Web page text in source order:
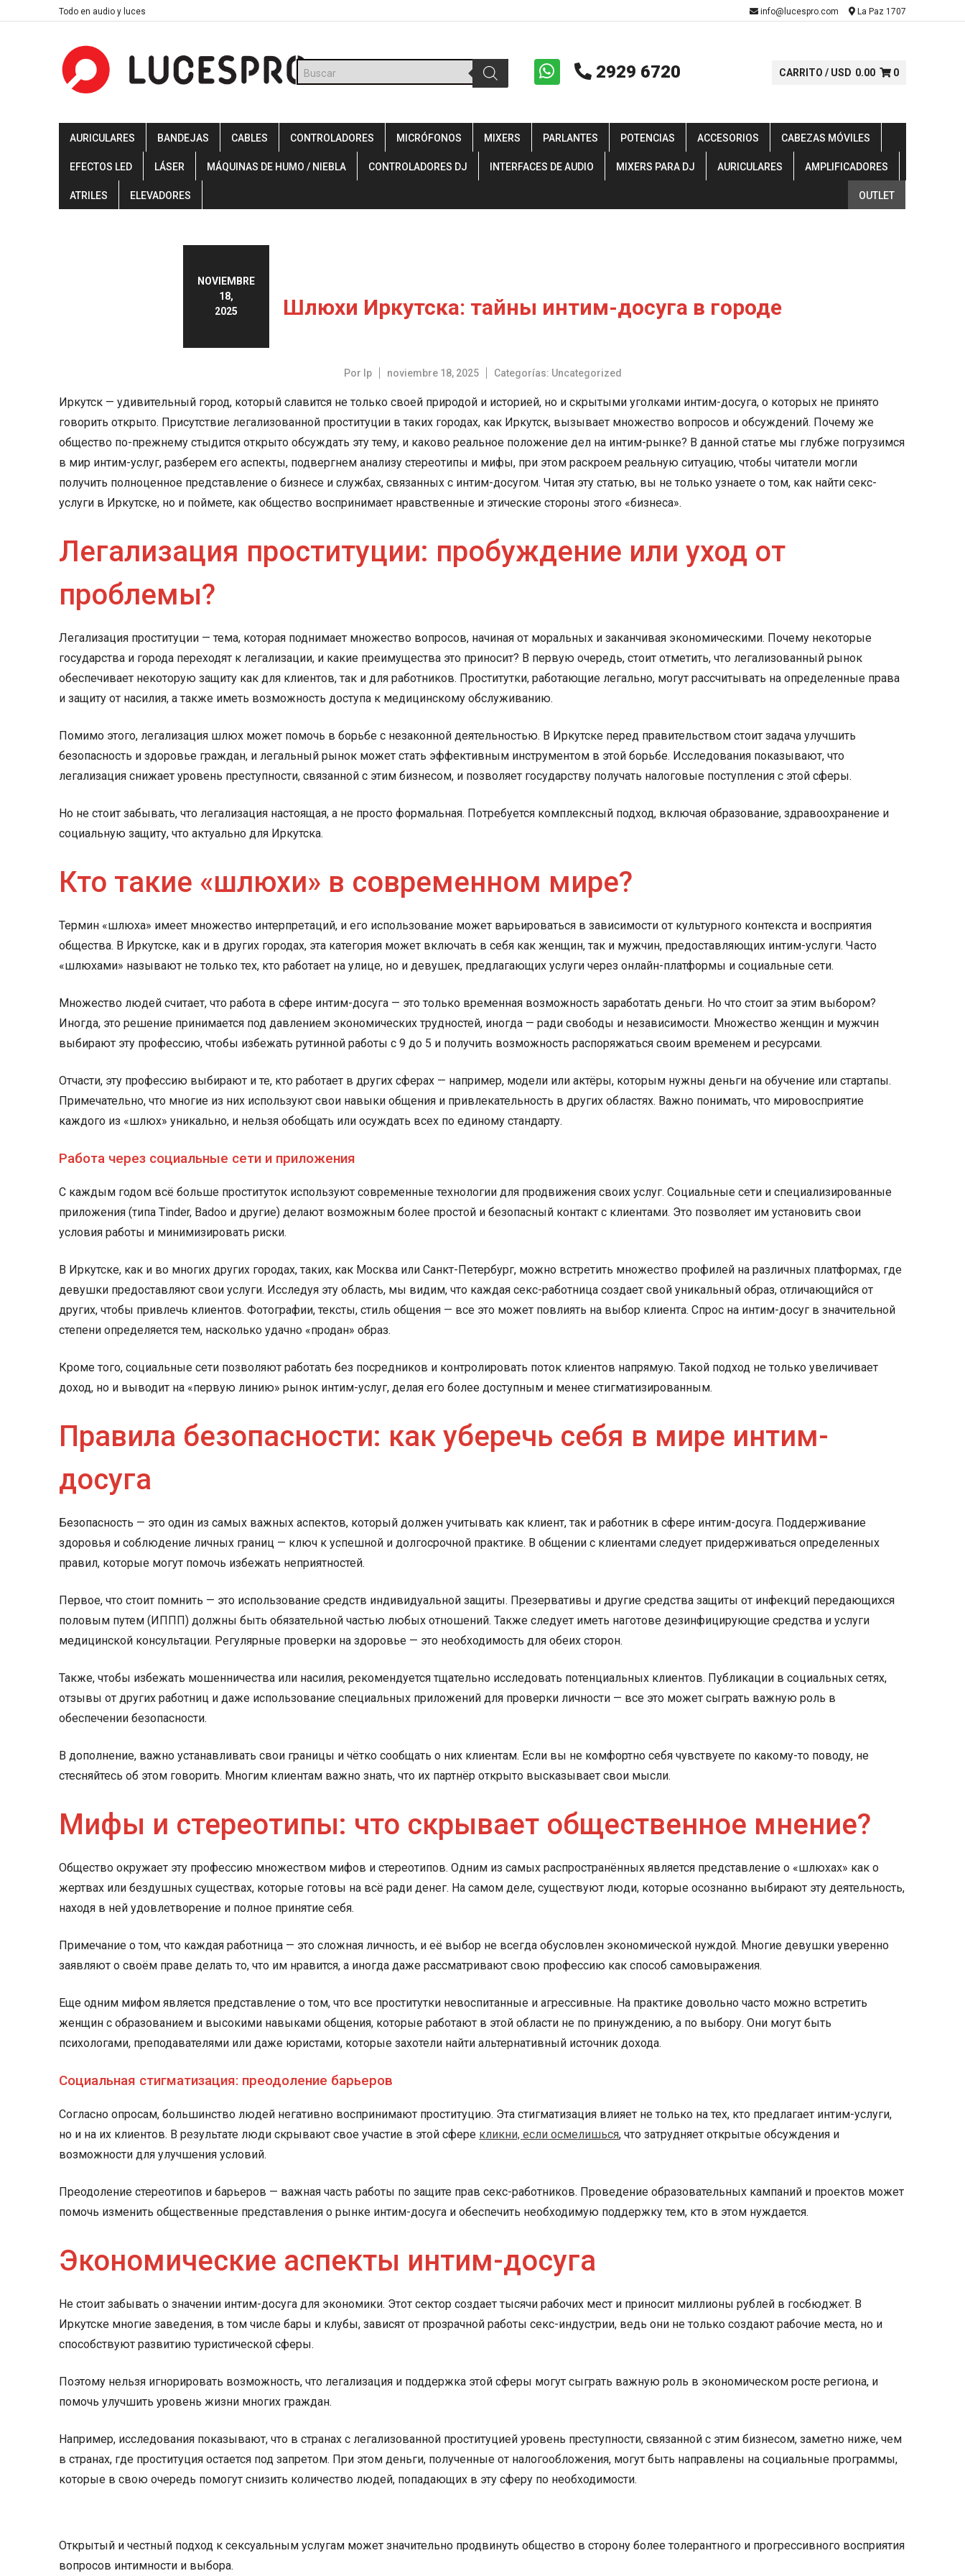
to
Todo en audio y luces info@lucespro.com La Paz 1707
Búsqueda
de
productos
2929 6720 CARRITO / USD 0.00 0
AURICULARES BANDEJAS CABLES CONTROLADORES MICRÓFONOS MIXERS PARLANTES POTENCIAS ACCESORIOS CABEZAS MÓVILES
EFECTOS LED LÁSER MÁQUINAS DE HUMO / NIEBLA CONTROLADORES DJ INTERFACES DE AUDIO MIXERS PARA DJ AURICULARES AMPLIFICADORES
ATRILES ELEVADORES OUTLET
NOVIEMBRE
18,
2025
Шлюхи Иркутска: тайны интим-досуга в городе
Por lp noviembre 18, 2025 Categorías: Uncategorized
Иркутск — удивительный город, который славится не только своей природой и историей, но и скрытыми уголками интим-досуга, о которых не принято
говорить открыто. Присутствие легализованной проституции в таких городах, как Иркутск, вызывает множество вопросов и обсуждений. Почему же
общество по-прежнему стыдится открыто обсуждать эту тему, и каково реальное положение дел на интим-рынке? В данной статье мы глубже погрузимся
в мир интим-услуг, разберем его аспекты, подвергнем анализу стереотипы и мифы, при этом раскроем реальную ситуацию, чтобы читатели могли
получить полноценное представление о бизнесе и службах, связанных с интим-досугом. Читая эту статью, вы не только узнаете о том, как найти секс-
услуги в Иркутске, но и поймете, как общество воспринимает нравственные и этические стороны этого «бизнеса».
Легализация проституции: пробуждение или уход от
проблемы?
Легализация проституции — тема, которая поднимает множество вопросов, начиная от моральных и заканчивая экономическими. Почему некоторые
государства и города переходят к легализации, и какие преимущества это приносит? В первую очередь, стоит отметить, что легализованный рынок
обеспечивает некоторую защиту как для клиентов, так и для работников. Проститутки, работающие легально, могут рассчитывать на определенные права
и защиту от насилия, а также иметь возможность доступа к медицинскому обслуживанию.
Помимо этого, легализация шлюх может помочь в борьбе с незаконной деятельностью. В Иркутске перед правительством стоит задача улучшить
безопасность и здоровье граждан, и легальный рынок может стать эффективным инструментом в этой борьбе. Исследования показывают, что
легализация снижает уровень преступности, связанной с этим бизнесом, и позволяет государству получать налоговые поступления с этой сферы.
Но не стоит забывать, что легализация настоящая, а не просто формальная. Потребуется комплексный подход, включая образование, здравоохранение и
социальную защиту, что актуально для Иркутска.
Кто такие «шлюхи» в современном мире?
Термин «шлюха» имеет множество интерпретаций, и его использование может варьироваться в зависимости от культурного контекста и восприятия
общества. В Иркутске, как и в других городах, эта категория может включать в себя как женщин, так и мужчин, предоставляющих интим-услуги. Часто
«шлюхами» называют не только тех, кто работает на улице, но и девушек, предлагающих услуги через онлайн-платформы и социальные сети.
Множество людей считает, что работа в сфере интим-досуга — это только временная возможность заработать деньги. Но что стоит за этим выбором?
Иногда, это решение принимается под давлением экономических трудностей, иногда — ради свободы и независимости. Множество женщин и мужчин
выбирают эту профессию, чтобы избежать рутинной работы с 9 до 5 и получить возможность распоряжаться своим временем и ресурсами.
Отчасти, эту профессию выбирают и те, кто работает в других сферах — например, модели или актёры, которым нужны деньги на обучение или стартапы.
Примечательно, что многие из них используют свои навыки общения и привлекательность в других областях. Важно понимать, что мировосприятие
каждого из «шлюх» уникально, и нельзя обобщать или осуждать всех по единому стандарту.
Работа через социальные сети и приложения
С каждым годом всё больше проституток используют современные технологии для продвижения своих услуг. Социальные сети и специализированные
приложения (типа Tinder, Badoo и другие) делают возможным более простой и безопасный контакт с клиентами. Это позволяет им установить свои
условия работы и минимизировать риски.
В Иркутске, как и во многих других городах, таких, как Москва или Санкт-Петербург, можно встретить множество профилей на различных платформах, где
девушки предоставляют свои услуги. Исследуя эту область, мы видим, что каждая секс-работница создает свой уникальный образ, отличающийся от
других, чтобы привлечь клиентов. Фотографии, тексты, стиль общения — все это может повлиять на выбор клиента. Спрос на интим-досуг в значительной
степени определяется тем, насколько удачно «продан» образ.
Кроме того, социальные сети позволяют работать без посредников и контролировать поток клиентов напрямую. Такой подход не только увеличивает
доход, но и выводит на «первую линию» рынок интим-услуг, делая его более доступным и менее стигматизированным.
Правила безопасности: как уберечь себя в мире интим-
досуга
Безопасность — это один из самых важных аспектов, который должен учитывать как клиент, так и работник в сфере интим-досуга. Поддерживание
здоровья и соблюдение личных границ — ключ к успешной и долгосрочной практике. В общении с клиентами следует придерживаться определенных
правил, которые могут помочь избежать неприятностей.
Первое, что стоит помнить — это использование средств индивидуальной защиты. Презервативы и другие средства защиты от инфекций передающихся
половым путем (ИППП) должны быть обязательной частью любых отношений. Также следует иметь наготове дезинфицирующие средства и услуги
медицинской консультации. Регулярные проверки на здоровье — это необходимость для обеих сторон.
Также, чтобы избежать мошенничества или насилия, рекомендуется тщательно исследовать потенциальных клиентов. Публикации в социальных сетях,
отзывы от других работниц и даже использование специальных приложений для проверки личности — все это может сыграть важную роль в
обеспечении безопасности.
В дополнение, важно устанавливать свои границы и чётко сообщать о них клиентам. Если вы не комфортно себя чувствуете по какому-то поводу, не
стесняйтесь об этом говорить. Многим клиентам важно знать, что их партнёр открыто высказывает свои мысли.
Мифы и стереотипы: что скрывает общественное мнение?
Общество окружает эту профессию множеством мифов и стереотипов. Одним из самых распространённых является представление о «шлюхах» как о
жертвах или бездушных существах, которые готовы на всё ради денег. На самом деле, существуют люди, которые осознанно выбирают эту деятельность,
находя в ней удовлетворение и полное принятие себя.
Примечание о том, что каждая работница — это сложная личность, и её выбор не всегда обусловлен экономической нуждой. Многие девушки уверенно
заявляют о своём праве делать то, что им нравится, а иногда даже рассматривают свою профессию как способ самовыражения.
Еще одним мифом является представление о том, что все проститутки невоспитанные и агрессивные. На практике довольно часто можно встретить
женщин с образованием и высокими навыками общения, которые работают в этой области не по принуждению, а по выбору. Они могут быть
психологами, преподавателями или даже юристами, которые захотели найти альтернативный источник дохода.
Социальная стигматизация: преодоление барьеров
Согласно опросам, большинство людей негативно воспринимают проституцию. Эта стигматизация влияет не только на тех, кто предлагает интим-услуги,
но и на их клиентов. В результате люди скрывают свое участие в этой сфере кликни, если осмелишься, что затрудняет открытые обсуждения и
возможности для улучшения условий.
Преодоление стереотипов и барьеров — важная часть работы по защите прав секс-работников. Проведение образовательных кампаний и проектов может
помочь изменить общественные представления о рынке интим-досуга и обеспечить необходимую поддержку тем, кто в этом нуждается.
Экономические аспекты интим-досуга
Не стоит забывать о значении интим-досуга для экономики. Этот сектор создает тысячи рабочих мест и приносит миллионы рублей в госбюджет. В
Иркутске многие заведения, в том числе бары и клубы, зависят от прозрачной работы секс-индустрии, ведь они не только создают рабочие места, но и
способствуют развитию туристической сферы.
Поэтому нельзя игнорировать возможность, что легализация и поддержка этой сферы могут сыграть важную роль в экономическом росте региона, и
помочь улучшить уровень жизни многих граждан.
Например, исследования показывают, что в странах с легализованной проституцией уровень преступности, связанной с этим бизнесом, заметно ниже, чем
в странах, где проституция остается под запретом. При этом деньги, полученные от налогообложения, могут быть направлены на социальные программы,
которые в свою очередь помогут снизить количество людей, попадающих в эту сферу по необходимости.
Открытый и честный подход к сексуальным услугам может значительно продвинуть общество в сторону более толерантного и прогрессивного восприятия
вопросов интимности и выбора.